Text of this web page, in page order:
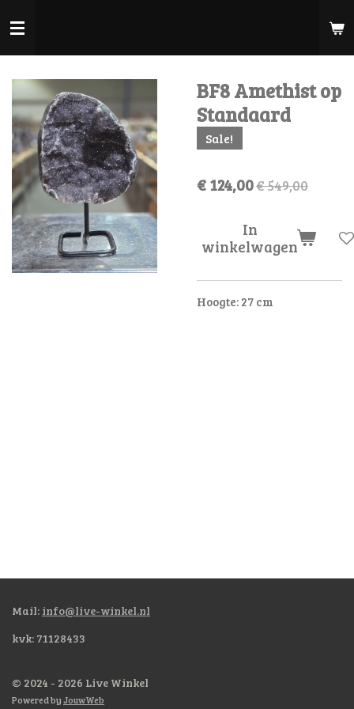
direct
hoofdinhoud
BF8 Amethist op
Standaard
Sale!
€ 124,00€ 549,00
In
winkelwagen
Hoogte: 27 cm
Mail: info@live-winkel.nl
kvk: 71128433
© 2024 - 2026 Live Winkel
Powered byJouwWeb